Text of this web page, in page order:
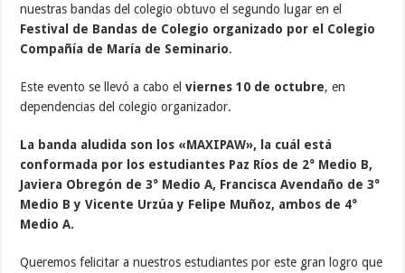
nuestras bandas del colegio obtuvo el segundo lugar en el
Festival de Bandas de Colegio organizado por el Colegio
Compañía de María de Seminario.
Este evento se llevó a cabo elviernes 10 de octubre, en
dependencias del colegio organizador.
La banda aludida son los «MAXIPAW», la cuál está
conformada por los estudiantes Paz Ríos de 2° Medio B,
Javiera Obregón de 3° Medio A, Francisca Avendaño de 3°
Medio B y Vicente Urzúa y Felipe Muñoz, ambos de 4°
Medio A.
Queremos felicitar a nuestros estudiantes por este gran logro que